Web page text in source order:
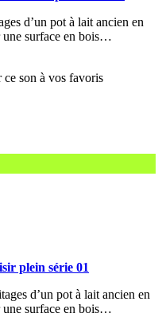
d’un pot à lait ancien en
une surface en bois…
plein série 01
d’un pot à lait ancien en
une surface en bois…